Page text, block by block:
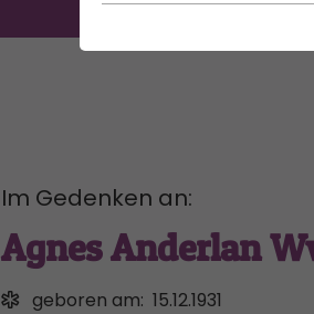
Im Gedenken an:
Agnes Anderlan
geboren am: 15.12.1931